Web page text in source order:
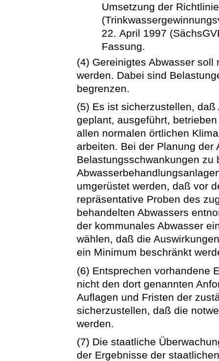
Umsetzung der
22. April 1997
Fassung.
(4) Gereinigtes Abwasser
werden. Dabei sind
begrenzen.
(5) Es ist sicherzustellen,
geplant, ausgeführt,
allen normalen örtlichen
arbeiten. Bei der Planung der
Belastungsschwankungen zu
umgerüstet werden, daß vor
repräsentative Proben des
behandelten Abwassers
der kommunales Abwasser
wählen, daß die
ein Minimum beschränkt
(6) Entsprechen vorhandene
nicht den dort genannten
Auflagen und Fristen der
sicherzustellen, daß die
werden.
(7) Die staatliche
der Ergebnisse der